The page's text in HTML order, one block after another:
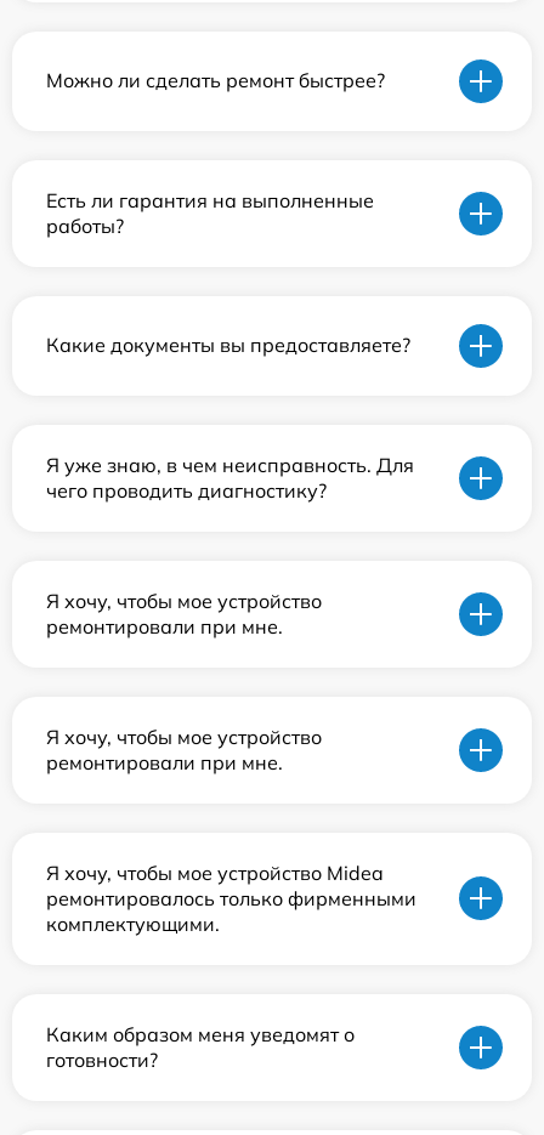
Можно ли сделать ремонт быстрее?
Есть ли гарантия на выполненные
работы?
Какие документы вы предоставляете?
Я уже знаю, в чем неисправность. Для
чего проводить диагностику?
Я хочу, чтобы мое устройство
ремонтировали при мне.
Я хочу, чтобы мое устройство
ремонтировали при мне.
Я хочу, чтобы мое устройство Midea
ремонтировалось только фирменными
комплектующими.
Каким образом меня уведомят о
готовности?